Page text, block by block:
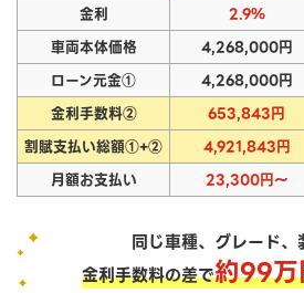
金利
2.9%
車両本体価格
4,268,000円
ローン元金①
4,268,000円
金利手数料②
653,843円
割賦支払い総額①+②
4,921,843円
月額お支払い
23,300円～
同じ車種、グレード、
金利手数料の差で約99